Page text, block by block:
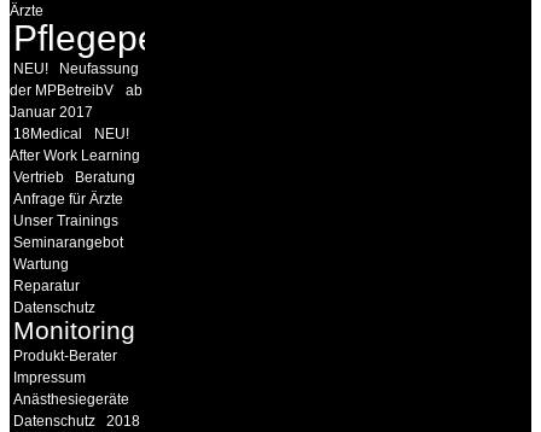
Ärzte
Pflegepersonal
NEU!
Neufassung
der MPBetreibV
ab
Januar 2017
18Medical
NEU!
After Work Learning
Vertrieb
Beratung
Anfrage für Ärzte
Unser Trainings
Seminarangebot
Wartung
Reparatur
Datenschutz
Monitoring
Produkt-Berater
Impressum
Anästhesiegeräte
Datenschutz
2018